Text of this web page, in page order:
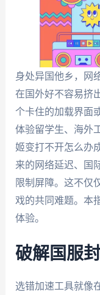
身处异国他乡，网
在国外好不容易挤
个卡住的加载界面
体验留学生、海外
姬变打不开怎么办
来的网络延迟、国
限制屏障。这不仅
戏的共同难题。本
体验。
破解国服
选错加速工具就像